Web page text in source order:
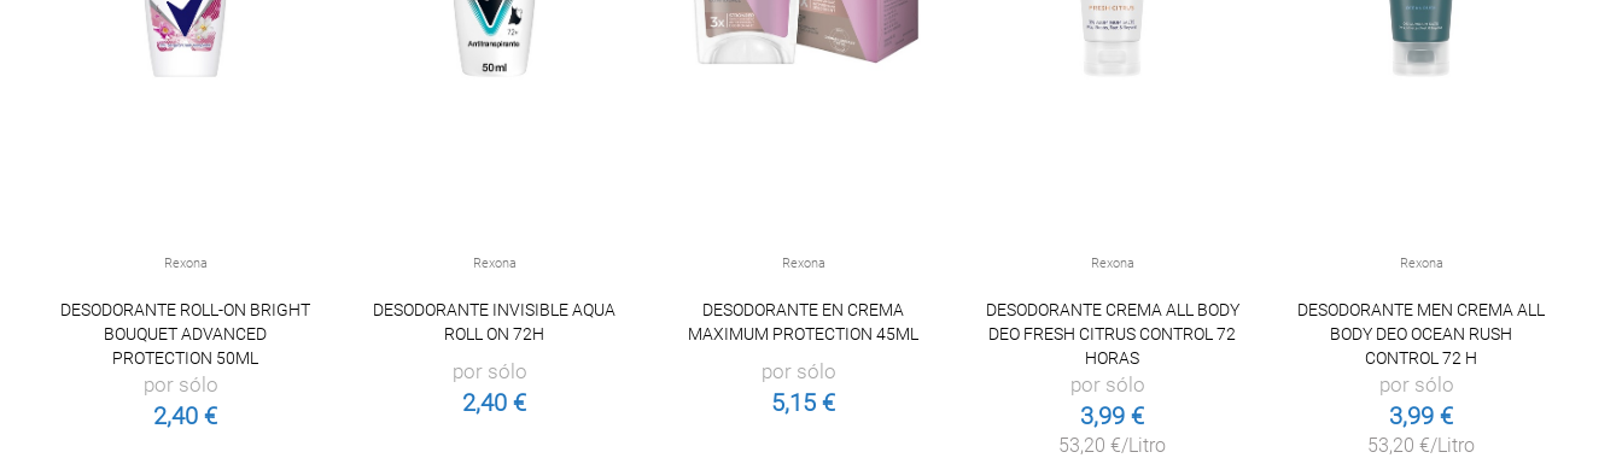
Rexona
DESODORANTE ROLL-ON BRIGHT
BOUQUET ADVANCED
PROTECTION 50ML
por sólo
2,40 €
Rexona
DESODORANTE INVISIBLE AQUA
ROLL ON 72H
por sólo
2,40 €
Rexona
DESODORANTE EN CREMA
MAXIMUM PROTECTION 45ML
por sólo
5,15 €
Rexona
DESODORANTE CREMA ALL BODY
DEO FRESH CITRUS CONTROL 72
HORAS
por sólo
3,99 €
53,20 €/Litro
Rexona
DESODORANTE MEN CREMA ALL
BODY DEO OCEAN RUSH
CONTROL 72 H
por sólo
3,99 €
53,20 €/Litro